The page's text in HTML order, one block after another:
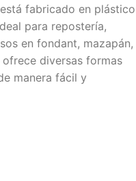
fabricado en plástico
para repostería,
en fondant, mazapán,
diversas formas
manera fácil y